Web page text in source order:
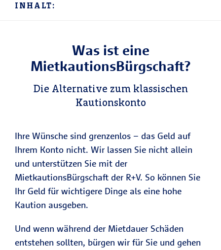
INHALT:
Was ist eine
MietkautionsBürgschaft?
Die Alternative zum klassischen
Kautionskonto
Ihre Wünsche sind grenzenlos – das Geld auf
Ihrem Konto nicht. Wir lassen Sie nicht allein
und unterstützen Sie mit der
MietkautionsBürgschaft der R+V. So können Sie
Ihr Geld für wichtigere Dinge als eine hohe
Kaution ausgeben.
Und wenn während der Mietdauer Schäden
entstehen sollten, bürgen wir für Sie und gehen